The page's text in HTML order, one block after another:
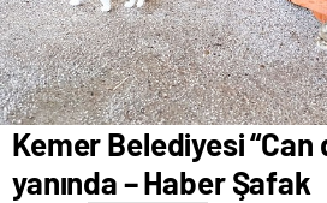
Kemer Belediyesi “Can
yanında – Haber Şafak